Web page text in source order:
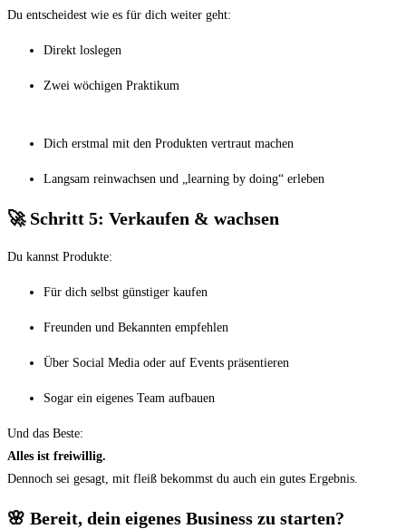
Du entscheidest wie es für dich weiter geht:
Direkt loslegen
Zwei wöchigen Praktikum
Dich erstmal mit den Produkten vertraut machen
Langsam reinwachsen und „learning by doing“ erleben
🚀 Schritt 5: Verkaufen & wachsen
Du kannst Produkte:
Für dich selbst günstiger kaufen
Freunden und Bekannten empfehlen
Über Social Media oder auf Events präsentieren
Sogar ein eigenes Team aufbauen
Und das Beste:
Alles ist freiwillig.
Dennoch sei gesagt, mit fleiß bekommst du auch ein gutes Ergebnis.
🌸 Bereit, dein eigenes Business zu starten?